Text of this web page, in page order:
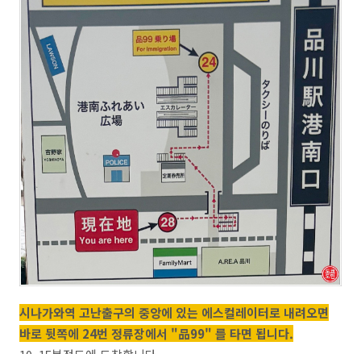
시나가와역 고난출구의 중앙에 있는 에스컬레이터로 내려오면
바로 뒷쪽에 24번 정류장에서 "品99" 를 타면 됩니다.